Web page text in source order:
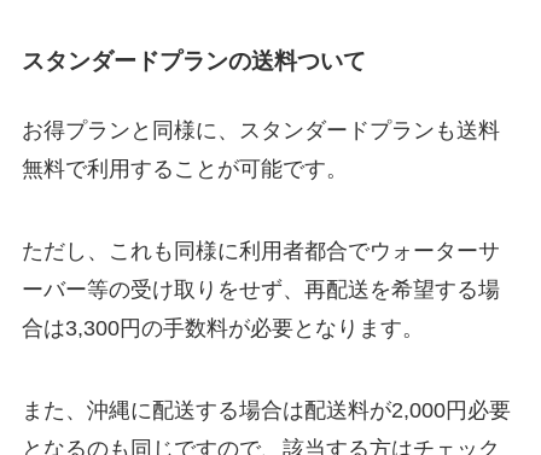
スタンダードプランの送料ついて
お得プランと同様に、スタンダードプランも送料
無料で利用することが可能です。
ただし、これも同様に利用者都合でウォーターサ
ーバー等の受け取りをせず、再配送を希望する場
合は3,300円の手数料が必要となります。
また、沖縄に配送する場合は配送料が2,000円必要
となるのも同じですので、該当する方はチェック